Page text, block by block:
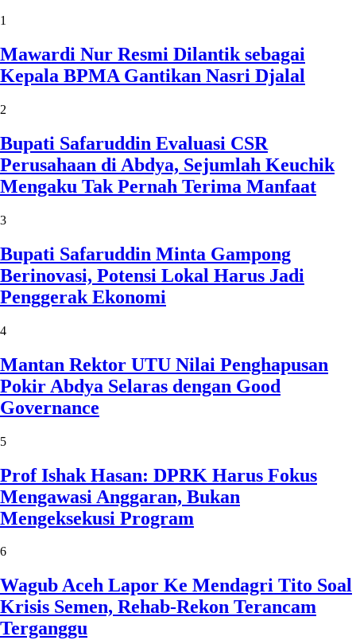
1
Mawardi Nur Resmi Dilantik sebagai
Kepala BPMA Gantikan Nasri Djalal
2
Bupati Safaruddin Evaluasi CSR
Perusahaan di Abdya, Sejumlah Keuchik
Mengaku Tak Pernah Terima Manfaat
3
Bupati Safaruddin Minta Gampong
Berinovasi, Potensi Lokal Harus Jadi
Penggerak Ekonomi
4
Mantan Rektor UTU Nilai Penghapusan
Pokir Abdya Selaras dengan Good
Governance
5
Prof Ishak Hasan: DPRK Harus Fokus
Mengawasi Anggaran, Bukan
Mengeksekusi Program
6
Wagub Aceh Lapor Ke Mendagri Tito Soal
Krisis Semen, Rehab-Rekon Terancam
Terganggu